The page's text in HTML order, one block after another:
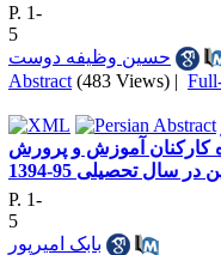
P. 1-
5
حسین وظیفه دوست
Abstract (483 Views) |
کارکنان آموزش و پرورش
سال تحصیلی 95-1394
P. 1-
5
بابک امیرپور